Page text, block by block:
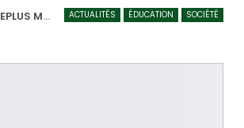
ACTUALITÉS ÉDUCATION SOCIÉTÉ
EPLUS MEDIA TV